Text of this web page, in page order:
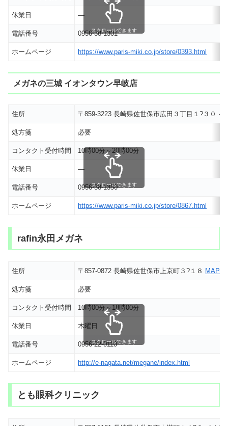
休業日 ―
電話番号 0956-38-1301
ホームページ https://www.paris-miki.co.jp/store/0393.html
スクロールできます
メガネの三城 イオンタウン早岐店
住所 〒859-3223 長崎県佐世保市広田３丁目１?３０
処方箋 必要
コンタクト受付時間 10時00分～20時00分
休業日 ―
電話番号 0956-38-1350
ホームページ https://www.paris-miki.co.jp/store/0867.html
スクロールできます
rafin永田メガネ
住所 〒857-0872 長崎県佐世保市上京町３?１８ MAP
処方箋 必要
コンタクト受付時間 10時00分～18時00分
休業日 木曜日
電話番号 0956-22-0110
ホームページ http://e-nagata.net/megane/index.html
スクロールできます
とも眼科クリニック